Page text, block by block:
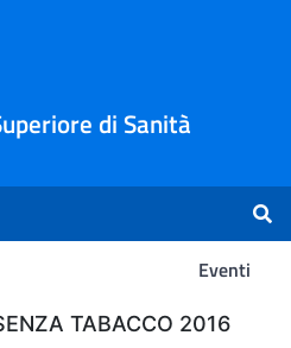
di Sanità
Eventi
TABACCO 2016